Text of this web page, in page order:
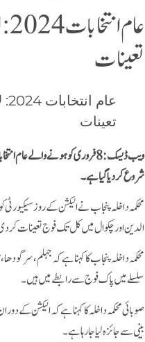
تعینات
ویب ڈیسک: 8 فروری کو ہونے
شروع کر دیا گیا ہے۔
محکمہ داخلہ پنجاب نے الیکشن کے روز
الدین اور چکوال میں کل تک فوج تعینات کر
محکمہ داخلہ پنجاب کا کہنا ہے کہ جہلم،
سلسلے میں پاک فوج سے رابطے میں ہیں۔
صوبائی محکمہ داخلہ کا کہنا ہے کہ الیکشن کے
بینی سے جائزہ لیا جا رہا ہے۔